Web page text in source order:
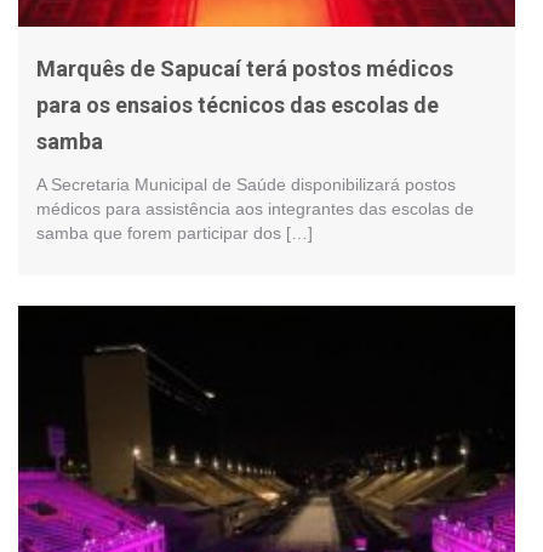
Marquês de Sapucaí terá postos médicos
para os ensaios técnicos das escolas de
samba
A Secretaria Municipal de Saúde disponibilizará postos
médicos para assistência aos integrantes das escolas de
samba que forem participar dos […]